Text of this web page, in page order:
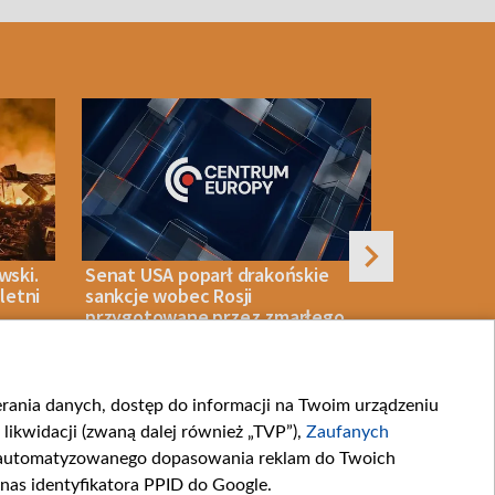
Senat USA poparł drakońskie
sankcje wobec Rosji
przygotowane przez zmarłego
07 SIERPNIA 2026 BIZNES 07 SIERPNIA 2026
danych, dostęp do informacji na Twoim urządzeniu
(zwaną dalej również „TVP”), Zaufanych
dopasowania reklam do Twoich
identyfikatora PPID do Google.